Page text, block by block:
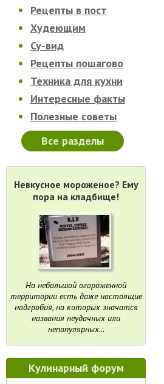
Рецепты в пост
Худеющим
Су-вид
Рецепты пошагово
Техника для кухни
Интересные факты
Полезные советы
Все разделы
Невкусное мороженое? Ему
пора на кладбище!
На небольшой огороженной
территории есть даже настоящие
надгробия, на которых значатся
названия неудачных или
непопулярных...
Кулинарный форум